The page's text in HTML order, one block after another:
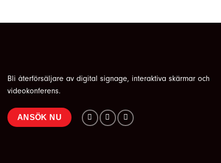
Bli återförsäljare av digital signage, interaktiva skärmar och
videokonferens.
ANSÖK NU